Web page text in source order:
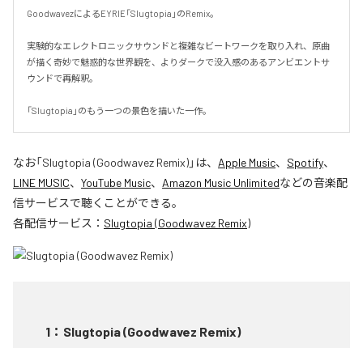
GoodwavezによるEYRIE「Slugtopia」のRemix。
実験的なエレクトロニックサウンドと複雑なビートワークを取り入れ、原曲
が描く奇妙で魅惑的な世界観を、よりダークで没入感のあるアンビエントサ
ウンドで再解釈。
「Slugtopia」のもう一つの景色を描いた一作。
なお「Slugtopia (Goodwavez Remix)」は、 Apple Music、 Spotify、
LINE MUSIC、 YouTube Music、 Amazon Music Unlimitedなどの音楽配
信サービスで聴くことができる。
各配信サービス： Slugtopia (Goodwavez Remix)
1 ： Slugtopia (Goodwavez Remix)